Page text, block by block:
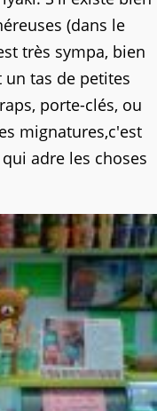
(dans le
très sympa, bien
tas de petites
porte-clés, ou
mignatures,c'est
adre les choses